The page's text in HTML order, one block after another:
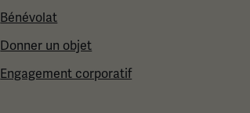
Bénévolat
Donner un objet
Engagement corporatif